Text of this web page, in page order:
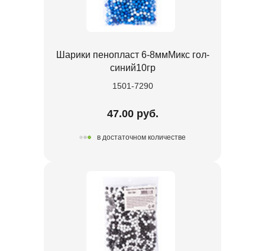
Шарики пенопласт 6-8ммМикс гол-
синий10гр
1501-7290
47.00 руб.
в достаточном количестве